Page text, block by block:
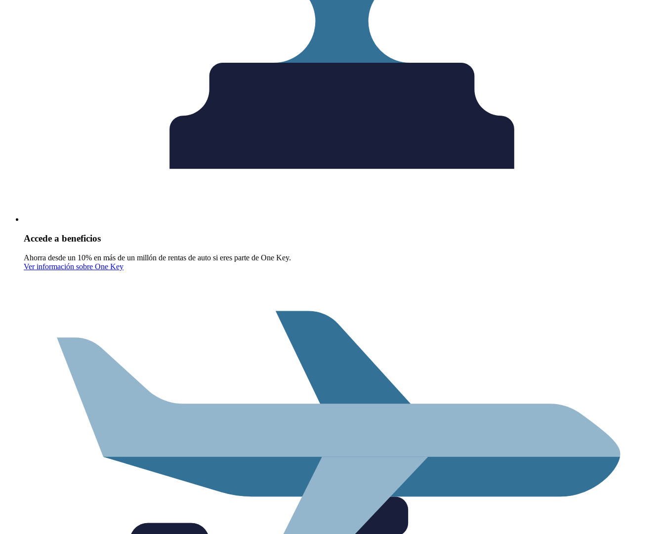
Accede a beneficios
Ahorra desde un 10% en más de un millón de rentas de auto si eres parte de One Key.
Ver información sobre One Key